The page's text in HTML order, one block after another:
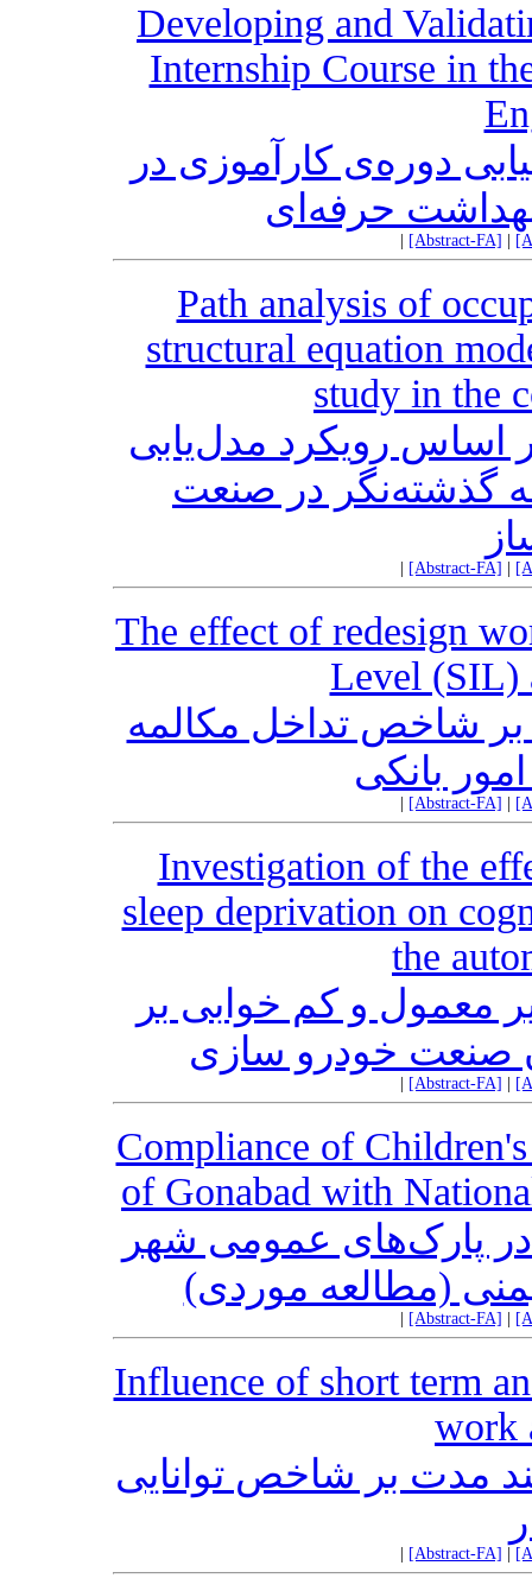
Developing and
Internship Course in
دوره‌ی کارآموزی در
حرفه‌ای
[Abstract-FA]
Path analysis of
structural equation
study in the
اساس رویکرد مدل‌یابی
گذشته‌نگر در صنعت
[Abstract-FA]
The effect of redesign
Level (SIL)
بر شاخص تداخل مکالمه
بانکی
[Abstract-FA]
Investigation of the
sleep deprivation on
the
معمول و کم خوابی بر
صنعت خودرو سازی
[Abstract-FA]
Compliance of
of Gonabad with
پارک‌های عمومی شهر
(مطالعه موردی)
[Abstract-FA]
Influence of short term
work
مدت بر شاخص توانایی
[Abstract-FA]